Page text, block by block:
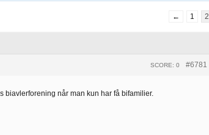
← 1 2
#6781
SCORE: 0
når man kun har få bifamilier.